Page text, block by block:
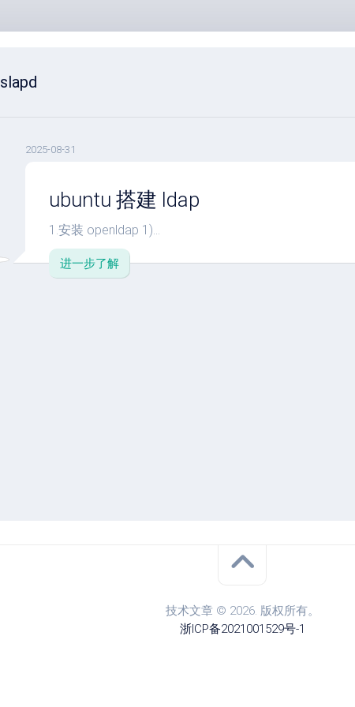
slapd
2025-08-31
ubuntu 搭建 ldap
1.安装 openldap 1)...
进一步了解
技术文章 © 2026. 版权所有。
浙ICP备2021001529号-1